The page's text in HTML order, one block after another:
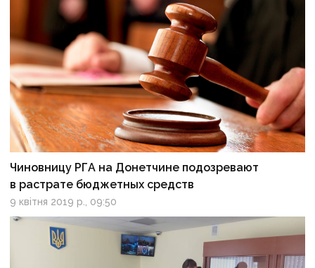
Чиновницу РГА на Донетчине подозревают
в растрате бюджетных средств
9 квітня 2019 р., 09:50